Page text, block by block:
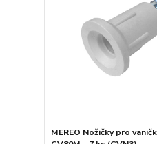
MEREO Nožičky pro